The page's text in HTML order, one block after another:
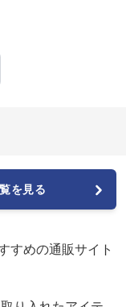
を見る
すめの通販サイト